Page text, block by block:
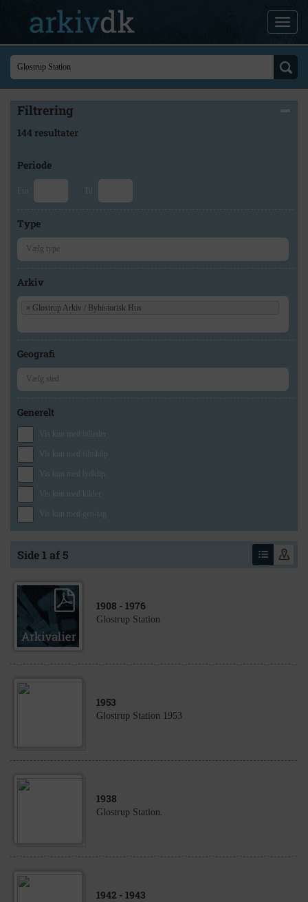
Filtrering
144 resultater
Periode
Fra Til
Type
Arkiv
× Glostrup Arkiv / Byhistorisk Hus
Geografi
Generelt
Vis kun med billeder
Vis kun med filmklip
Vis kun med lydklip
Vis kun med kilder
Vis kun med geo-tag
Side 1 af 5
1908 - 1976
Glostrup Station
1953
Glostrup Station 1953
1938
Glostrup Station.
1942 - 1943